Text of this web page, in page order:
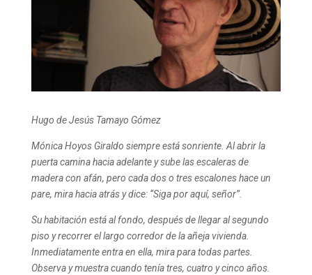
Hugo de Jesús Tamayo Gómez
Mónica Hoyos Giraldo siempre está sonriente. Al abrir la
puerta camina hacia adelante y sube las escaleras de
madera con afán, pero cada dos o tres escalones hace un
pare, mira hacia atrás y dice: “Siga por aquí, señor”.
Su habitación está al fondo, después de llegar al segundo
piso y recorrer el largo corredor de la añeja vivienda.
Inmediatamente entra en ella, mira para todas partes.
Observa y muestra cuando tenía tres, cuatro y cinco años.